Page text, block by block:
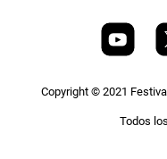
Copyright © 2021
Todos